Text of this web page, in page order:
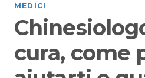
MEDICI
cura, come